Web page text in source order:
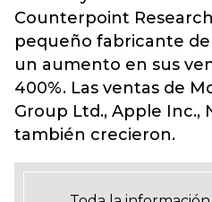
Counterpoint
pequeño fabricante
un aumento en sus
400%. Las ventas de
Group Ltd., Apple Inc.,
también crecieron.